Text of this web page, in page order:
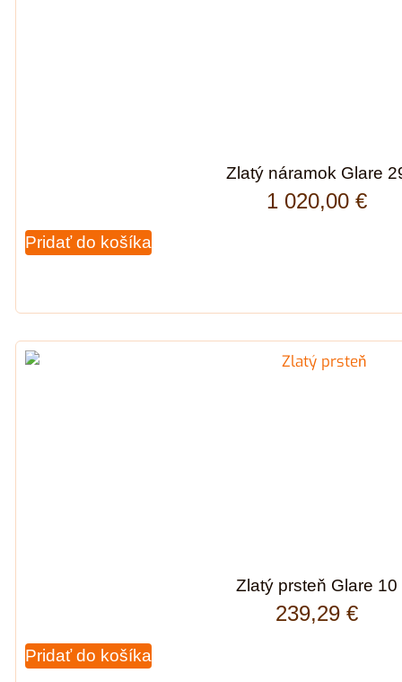
Zlatý náramok Glare
1 020,00 €
Pridať do košíka
Zlatý prsteň Glare 10
239,29 €
Pridať do košíka